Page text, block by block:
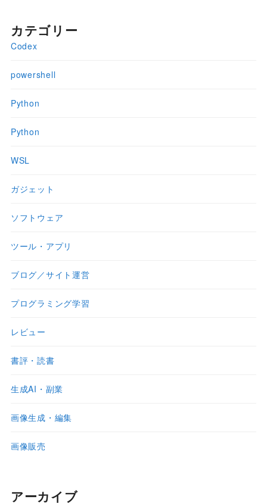
カテゴリー
Codex
powershell
Python
Python
WSL
ガジェット
ソフトウェア
ツール・アプリ
ブログ／サイト運営
プログラミング学習
レビュー
書評・読書
生成AI・副業
画像生成・編集
画像販売
アーカイブ